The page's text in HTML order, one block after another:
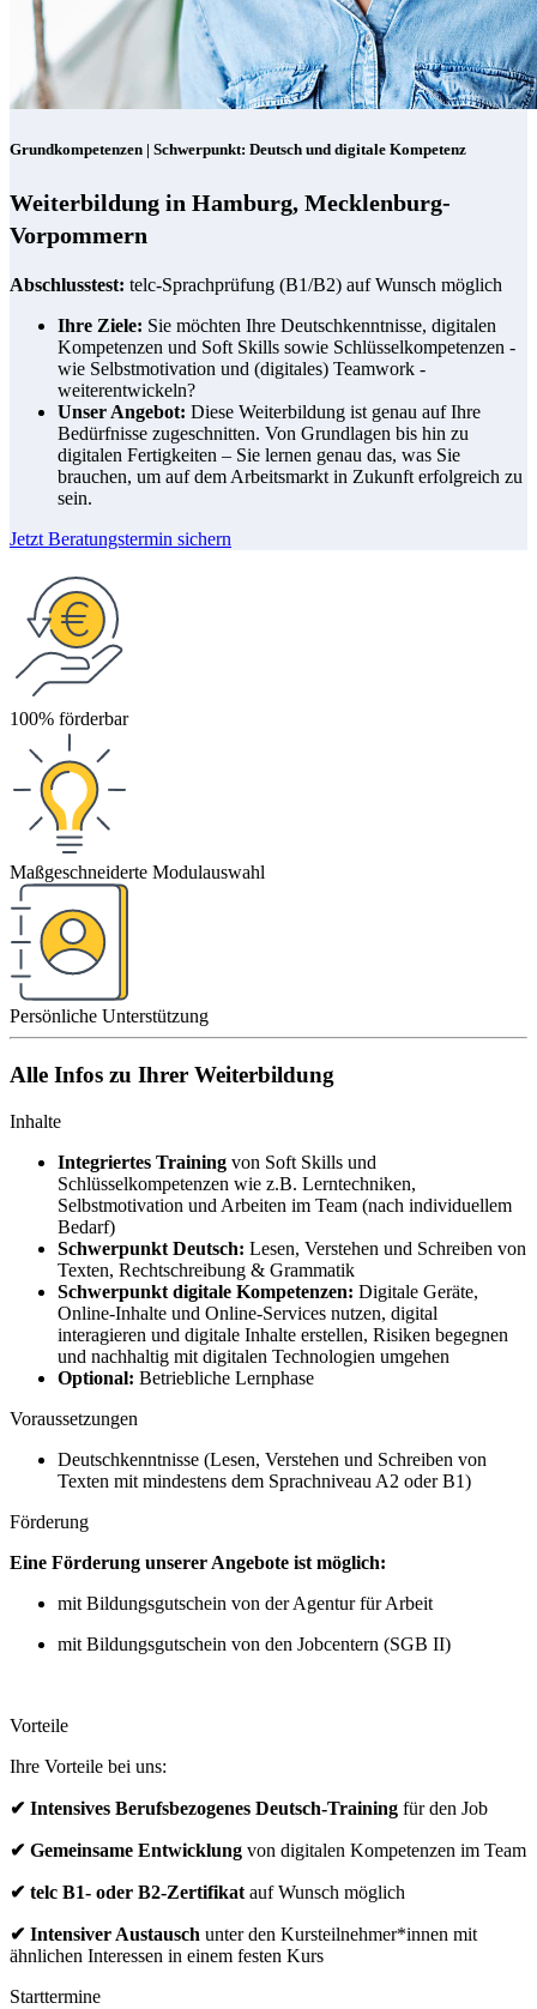
Grundkompetenzen | Schwerpunkt: Deutsch und digitale Kompetenz
Weiterbildung in Hamburg, Mecklenburg-
Vorpommern
Abschlusstest: telc-Sprachprüfung (B1/B2) auf Wunsch möglich
Ihre Ziele: Sie möchten Ihre Deutschkenntnisse, digitalen
Kompetenzen und Soft Skills sowie Schlüsselkompetenzen -
wie Selbstmotivation und (digitales) Teamwork -
weiterentwickeln?
Unser Angebot: Diese Weiterbildung ist genau auf Ihre
Bedürfnisse zugeschnitten. Von Grundlagen bis hin zu
digitalen Fertigkeiten – Sie lernen genau das, was Sie
brauchen, um auf dem Arbeitsmarkt in Zukunft erfolgreich zu
sein.
Jetzt Beratungstermin sichern
100% förderbar
Maßgeschneiderte Modulauswahl
Persönliche Unterstützung
Alle Infos zu Ihrer Weiterbildung
Inhalte
Integriertes Training von Soft Skills und
Schlüsselkompetenzen wie z.B. Lerntechniken,
Selbstmotivation und Arbeiten im Team (nach individuellem
Bedarf)
Schwerpunkt Deutsch: Lesen, Verstehen und Schreiben von
Texten, Rechtschreibung & Grammatik
Schwerpunkt digitale Kompetenzen: Digitale Geräte,
Online-Inhalte und Online-Services nutzen, digital
interagieren und digitale Inhalte erstellen, Risiken begegnen
und nachhaltig mit digitalen Technologien umgehen
Optional: Betriebliche Lernphase
Voraussetzungen
Deutschkenntnisse (Lesen, Verstehen und Schreiben von
Texten mit mindestens dem Sprachniveau A2 oder B1)
Förderung
Eine Förderung unserer Angebote ist möglich:
mit Bildungsgutschein von der Agentur für Arbeit
mit Bildungsgutschein von den Jobcentern (SGB II)
Vorteile
Ihre Vorteile bei uns:
✔ Intensives Berufsbezogenes Deutsch-Training für den Job
✔ Gemeinsame Entwicklung von digitalen Kompetenzen im Team
✔ telc B1- oder B2-Zertifikat auf Wunsch möglich
✔ Intensiver Austausch unter den Kursteilnehmer*innen mit
ähnlichen Interessen in einem festen Kurs
Starttermine